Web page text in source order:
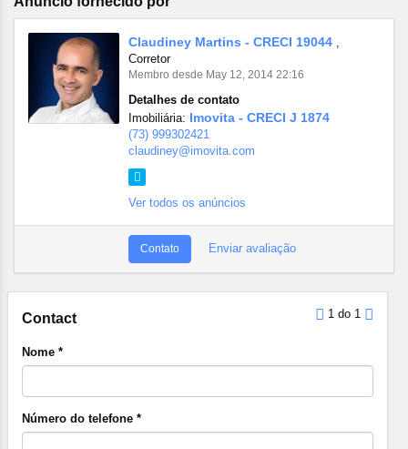
Claudiney Martins - CRECI 19044
Corretor
Membro desde May 12, 2014 22:16
Detalhes de contato
Imobiliária: Imovita - CRECI J 1874
(73) 999302421
claudiney@imovita.com
Ver todos os anúncios
Contato Enviar avaliação
1 do 1
Contact
Nome *
Número do telefone *